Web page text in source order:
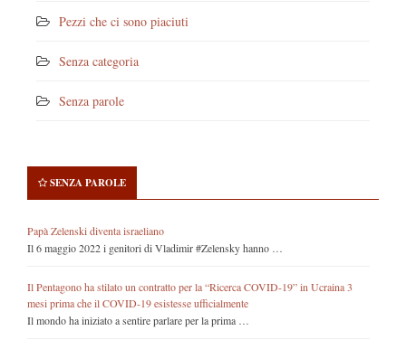
Pezzi che ci sono piaciuti
Senza categoria
Senza parole
SENZA PAROLE
Papà Zelenski diventa israeliano
Il 6 maggio 2022 i genitori di Vladimir #Zelensky hanno …
Il Pentagono ha stilato un contratto per la “Ricerca COVID-19” in Ucraina 3
mesi prima che il COVID-19 esistesse ufficialmente
Il mondo ha iniziato a sentire parlare per la prima …